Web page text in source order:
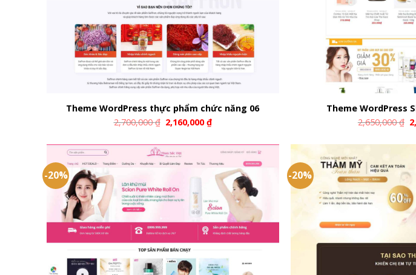
Theme WordPress thực phẩm chức năng 06
2,700,000₫ 2,160,000₫
Theme WordPress
2,650,000₫
-20% -20%